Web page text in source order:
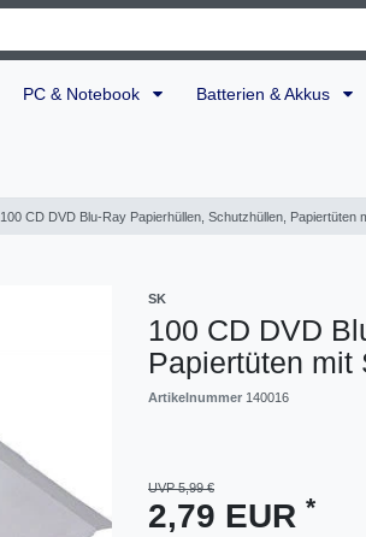
PC & Notebook Batterien & Akkus
100 CD DVD Blu-Ray Papierhüllen, Schutzhüllen, Papiertüten
SK
100 CD DVD
Papiertüten mit
Artikelnummer 140016
UVP 5,99 €
2,79 EUR *